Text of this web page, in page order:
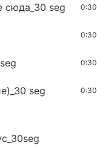
сюда_30 seg 0:30
0:30
0:30
seg 0:30